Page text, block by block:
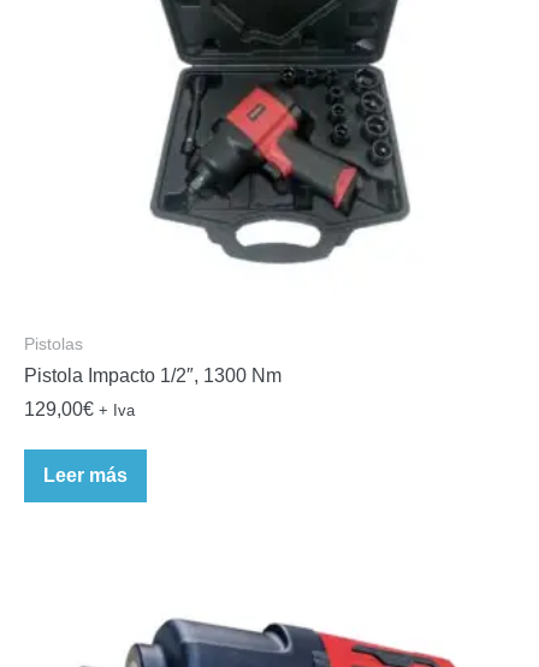
Pistolas
Pistola Impacto 1/2″, 1300 Nm
129,00€ + Iva
Leer más